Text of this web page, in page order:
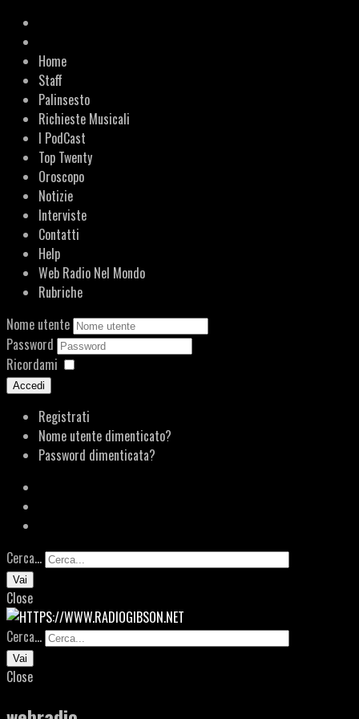
Home
Staff
Palinsesto
Richieste Musicali
I PodCast
Top Twenty
Oroscopo
Notizie
Interviste
Contatti
Help
Web Radio Nel Mondo
Rubriche
Nome utente
Password
Ricordami
Accedi
Registrati
Nome utente dimenticato?
Password dimenticata?
Cerca...
Vai
Close
Cerca...
Vai
Close